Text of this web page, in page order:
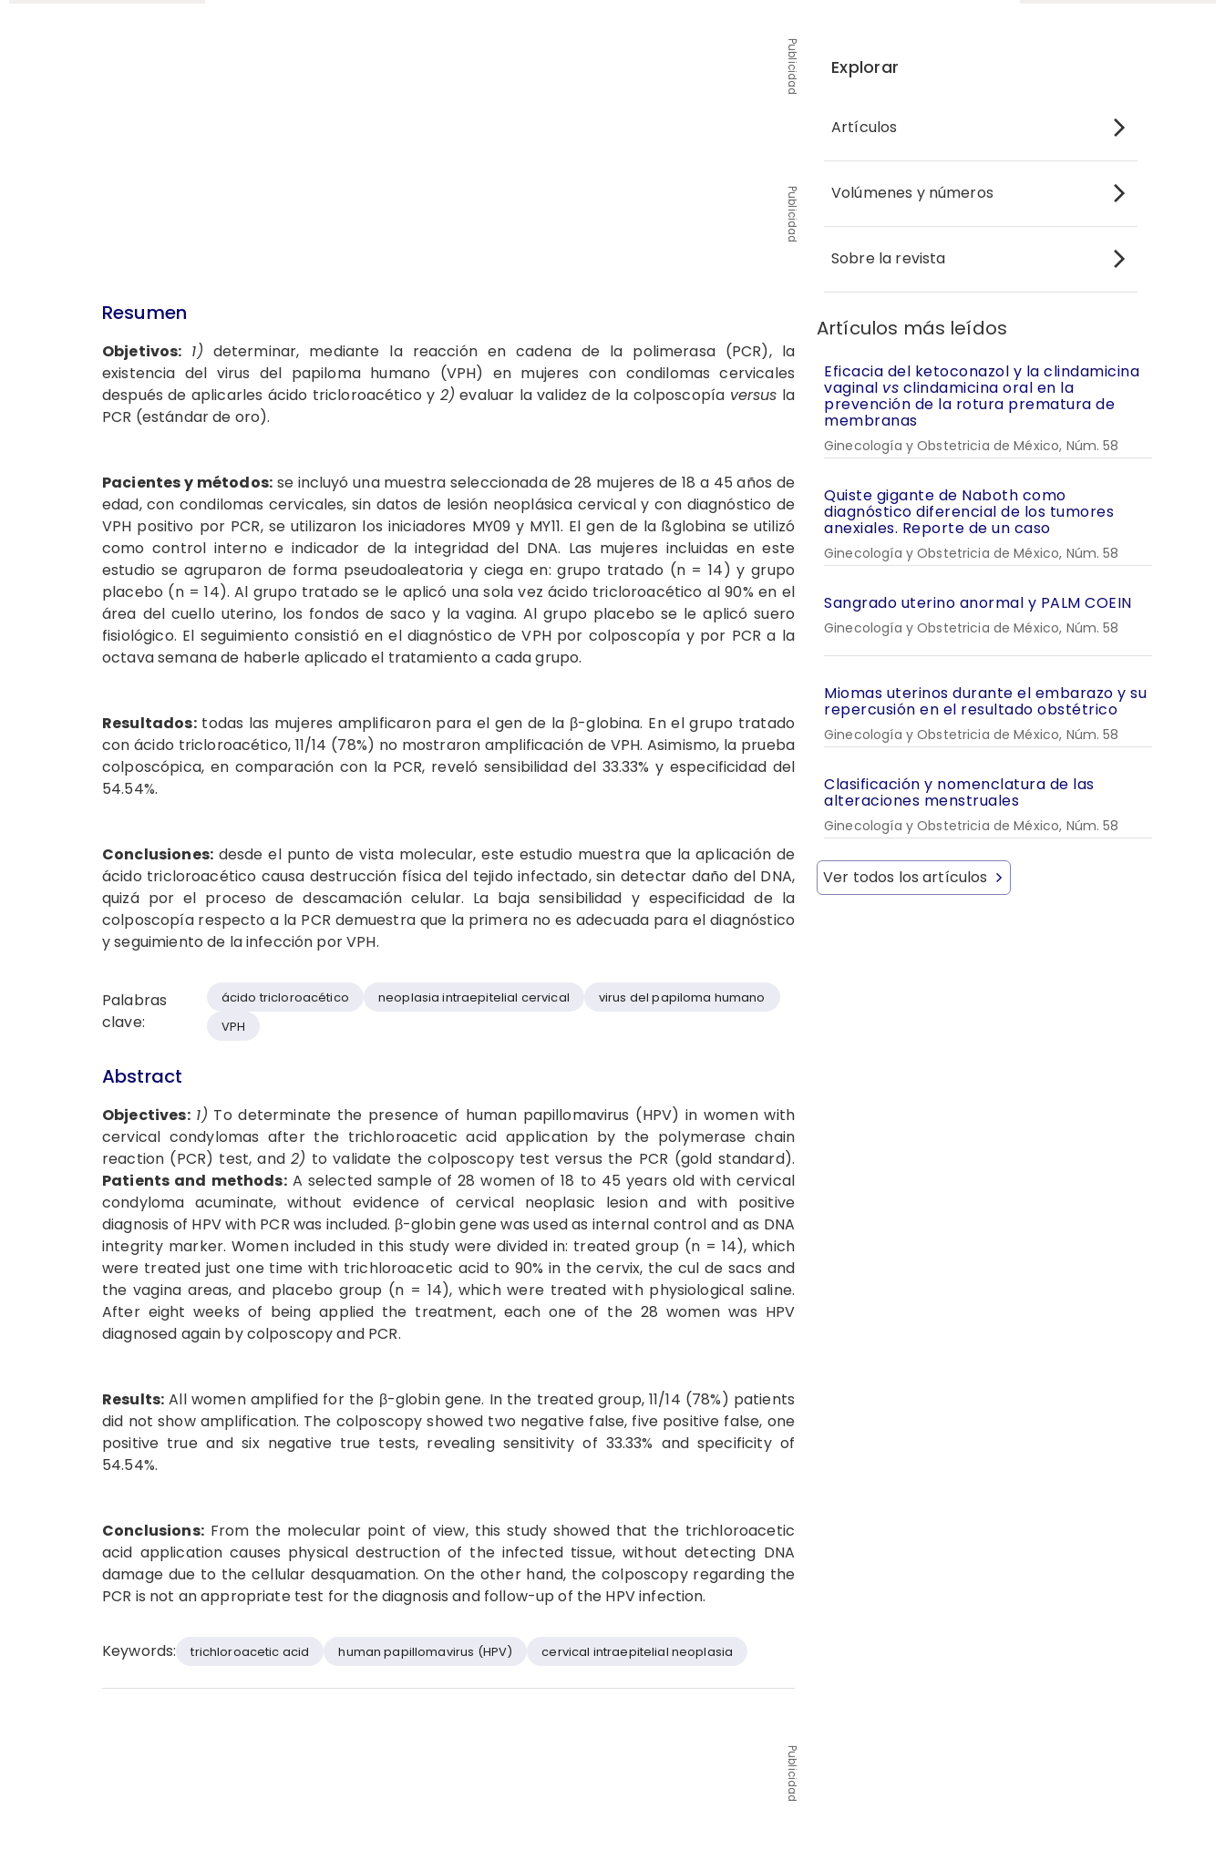
Publicidad
Publicidad
Resumen
Objetivos: 1) determinar, mediante la reacción en cadena de la polimerasa (PCR), la
existencia del virus del papiloma humano (VPH) en mujeres con condilomas cervicales
después de aplicarles ácido tricloroacético y 2) evaluar la validez de la colposcopía versus la
PCR (estándar de oro).
Pacientes y métodos:se incluyó una muestra seleccionada de 28 mujeres de 18 a 45 años de
edad, con condilomas cervicales, sin datos de lesión neoplásica cervical y con diagnóstico de
VPH positivo por PCR, se utilizaron los iniciadores MY09 y MY11. El gen de la ßglobina se utilizó
como control interno e indicador de la integridad del DNA. Las mujeres incluidas en este
estudio se agruparon de forma pseudoaleatoria y ciega en: grupo tratado (n = 14) y grupo
placebo (n = 14). Al grupo tratado se le aplicó una sola vez ácido tricloroacético al 90% en el
área del cuello uterino, los fondos de saco y la vagina. Al grupo placebo se le aplicó suero
fisiológico. El seguimiento consistió en el diagnóstico de VPH por colposcopía y por PCR a la
octava semana de haberle aplicado el tratamiento a cada grupo.
Resultados:todas las mujeres amplificaron para el gen de la β-globina. En el grupo tratado
con ácido tricloroacético, 11/14 (78%) no mostraron amplificación de VPH. Asimismo, la prueba
colposcópica, en comparación con la PCR, reveló sensibilidad del 33.33% y especificidad del
54.54%.
Conclusiones:desde el punto de vista molecular, este estudio muestra que la aplicación de
ácido tricloroacético causa destrucción física del tejido infectado, sin detectar daño del DNA,
quizá por el proceso de descamación celular. La baja sensibilidad y especificidad de la
colposcopía respecto a la PCR demuestra que la primera no es adecuada para el diagnóstico
y seguimiento de la infección por VPH.
Palabras
clave:
ácido tricloroacético neoplasia intraepitelial cervical
virus del papiloma humano
VPH
Abstract
Objectives: 1) To determinate the presence of human papillomavirus (HPV) in women with
cervical condylomas after the trichloroacetic acid application by the polymerase chain
reaction (PCR) test, and2) to validate the colposcopy test versus the PCR (gold standard).
Patients and methods:A selected sample of 28 women of 18 to 45 years old with cervical
condyloma acuminate, without evidence of cervical neoplasic lesion and with positive
diagnosis of HPV with PCR was included. β-globin gene was used as internal control and as DNA
integrity marker. Women included in this study were divided in: treated group (n = 14), which
were treated just one time with trichloroacetic acid to 90% in the cervix, the cul de sacs and
the vagina areas, and placebo group (n = 14), which were treated with physiological saline.
After eight weeks of being applied the treatment, each one of the 28 women was HPV
diagnosed again by colposcopy and PCR.
Results: All women amplified for the β-globin gene. In the treated group, 11/14 (78%) patients
did not show amplification. The colposcopy showed two negative false, five positive false, one
positive true and six negative true tests, revealing sensitivity of 33.33% and specificity of
54.54%.
Conclusions:From the molecular point of view, this study showed that the trichloroacetic
acid application causes physical destruction of the infected tissue, without detecting DNA
damage due to the cellular desquamation. On the other hand, the colposcopy regarding the
PCR is not an appropriate test for the diagnosis and follow-up of the HPV infection.
Keywords: trichloroacetic acid human papillomavirus (HPV) cervical intraepitelial neoplasia
Publicidad
Explorar
Artículos
Volúmenes y números
Sobre la revista
Artículos más leídos
Eficacia del ketoconazol y la clindamicina
vaginal vs clindamicina oral en la
prevención de la rotura prematura de
membranas
Ginecología y Obstetricia de México, Núm. 58
Quiste gigante de Naboth como
diagnóstico diferencial de los tumores
anexiales. Reporte de un caso
Ginecología y Obstetricia de México, Núm. 58
Sangrado uterino anormal y PALM COEIN
Ginecología y Obstetricia de México, Núm. 58
Miomas uterinos durante el embarazo y su
repercusión en el resultado obstétrico
Ginecología y Obstetricia de México, Núm. 58
Clasificación y nomenclatura de las
alteraciones menstruales
Ginecología y Obstetricia de México, Núm. 58
Ver todos los artículos